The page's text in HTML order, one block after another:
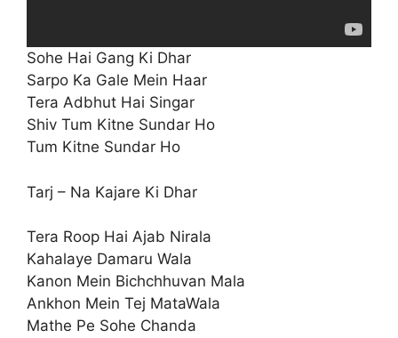
Sohe Hai Gang Ki Dhar
Sarpo Ka Gale Mein Haar
Tera Adbhut Hai Singar
Shiv Tum Kitne Sundar Ho
Tum Kitne Sundar Ho
Tarj – Na Kajare Ki Dhar
Tera Roop Hai Ajab Nirala
Kahalaye Damaru Wala
Kanon Mein Bichchhuvan Mala
Ankhon Mein Tej MataWala
Mathe Pe Sohe Chanda